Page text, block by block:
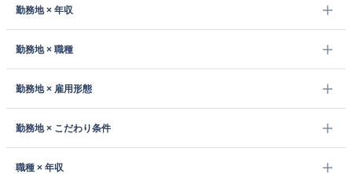
勤務地 × 年収
勤務地 × 職種
勤務地 × 雇用形態
勤務地 × こだわり条件
職種 × 年収